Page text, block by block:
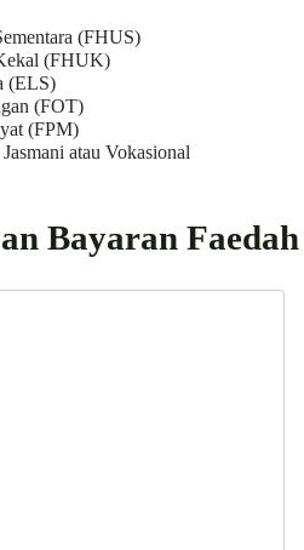
(FHUS)
(FHUK)
(ELS)
(FOT)
(FPM)
atau Vokasional
Bayaran Faedah